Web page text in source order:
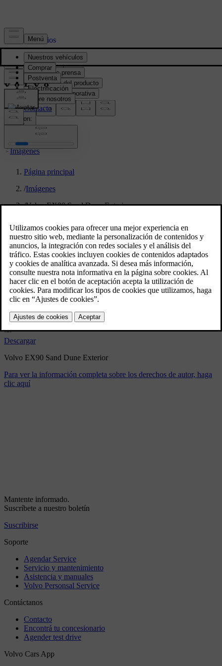
Prensa y Medios
Material de prensa
Información del producto
Información corporativa
Contacto de medios
location:
PY
Imágenes
Página principal
/Imágenes
/Volvo EX90 Sand Dune Exterior
Volvo EX90 Sand Dune
Exterior
9/3/2024
Marcador
Compartir
Descargar
Volvo EX90 Sand Dune Exterior
Para ver la información completa sobre los derechos de autor, haga
clic aquí